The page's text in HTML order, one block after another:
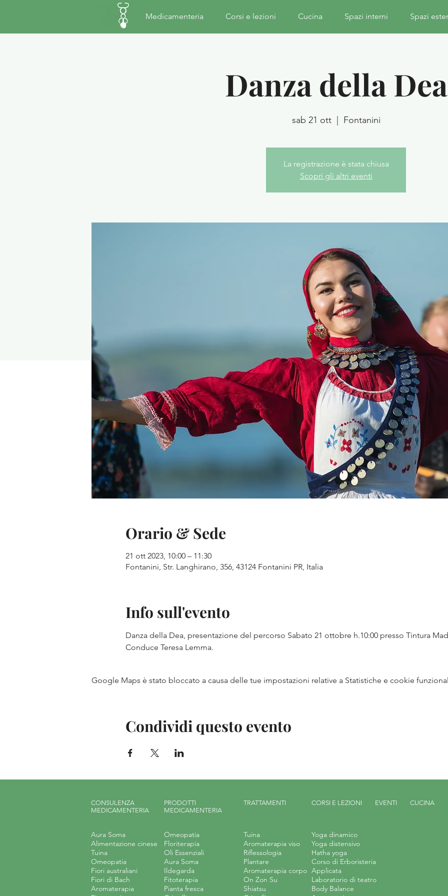
Medicamenteria Corsi e lezioni Cucina Spazi interni Spazi
Danza della Dea
sab 21 ott
  |
Fontanini
La registrazione è stata chiusa
Scopri gli altri eventi
Orario & Sede
21 ott 2023, 10:00 – 11:30
Fontanini, Str. Langhirano, 356, 43124 Fontanini PR, Italia
Info sull'evento
Danza della Dea, presentazione del percorso Sabato 21 ottobre h.10:00 presso Tintura
Conduce Teresa Lemma.
Google Maps è stato bloccato a causa delle tue impostazioni relative a Statistiche e cookie
Condividi questo evento
CONSULENZA
MEDICAMENTERIA
PRODOTTI
MEDICAMENTERIA
TRATTAMENTI CORSI E LEZIONI EVENTI CUCINA
Aura Soma
Alimentazione cinese
Tuina
Omeopatia
Fiori australiani
Fiori di Bach
Aromaterapia
Omeopatia
Floriterapia
Oli Essenziali
Aura Soma
Ildegarda
Fitoterapia
Pianta fresca
Tuina
Aromaterapia viso
Riflessologia
Plantare
Aromaterapia corpo
On Zon Su
Shiatsu
Yoga dinamico
Yoga distensivo
Hatha yoga
Corso di Erboristeria
Applicata
Laboratorio di teatro
Body Balance